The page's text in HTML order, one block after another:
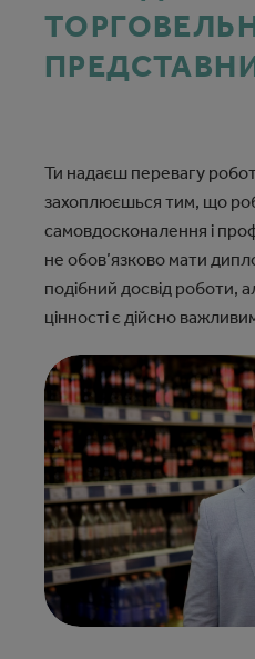
Ти надаєш перевагу
захоплюєшься тим, що
самовдосконалення і
не обов’язково мати
подібний досвід роботи,
цінності є дійсно